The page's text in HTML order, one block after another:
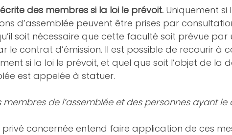
des membres si la loi le prévoit. Uniquement si
d’assemblée peuvent être prises par
soit nécessaire que cette faculté soit prévue par
le contrat d’émission. Il est possible de recourir à
si la loi le prévoit, et quel que soit l’objet de la
est appelée à statuer.
de l’assemblée et des personnes ayant le
privé concernée entend faire application de ces